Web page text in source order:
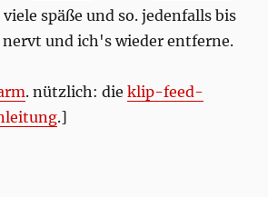
späße und so. jedenfalls bis
nervt und ich's wieder entferne.
. nützlich: dieklip-feed-
.]